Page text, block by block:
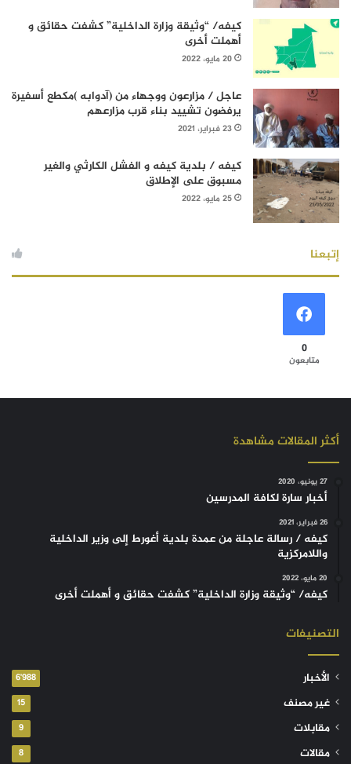
كيفه/ “وثيقة وزارة الداخلية” كشفت حقائق و
أهملت أخرى
20 مايو، 2022
عاجل / مزارعون ووجهاء من (آدوابه )مكطع أسفيرة
يرفضون تشييد بناء قرب مزارعهم
23 فبراير، 2021
كيفه / بلدية كيفه و الفشل الكارثي والغير
مسبوق على الإطلاق
25 مايو، 2022
إتبعنا
0
متابعون
أكثر المقالات مشاهدة
27 يونيو، 2020
أخبار سارة لكافة المدرسين
26 فبراير، 2021
كيفه / رسالة عاجلة من عمدة بلدية أغورط إلى وزير الداخلية
واللامركزية
20 مايو، 2022
كيفه/ “وثيقة وزارة الداخلية” كشفت حقائق و أهملت أخرى
التصنيفات
الأخبار 6٬988
غير مصنف 15
مقابلات 9
مقالات 8